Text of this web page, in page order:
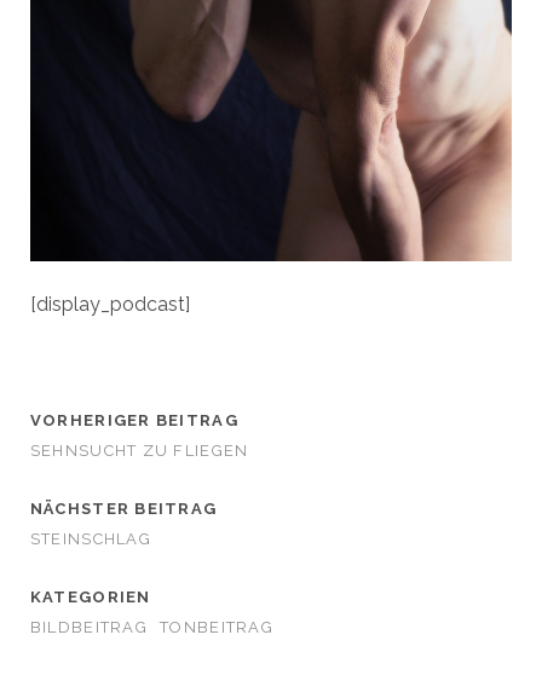
[display_podcast]
VORHERIGER BEITRAG
SEHNSUCHT ZU FLIEGEN
NÄCHSTER BEITRAG
STEINSCHLAG
KATEGORIEN
BILDBEITRAG
TONBEITRAG